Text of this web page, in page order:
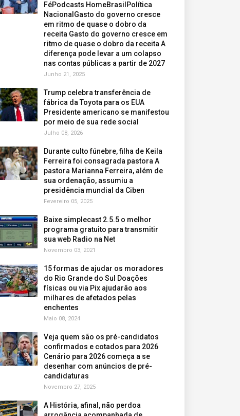
FéPodcasts HomeBrasilPolítica
NacionalGasto do governo cresce
em ritmo de quase o dobro da
receita Gasto do governo cresce em
ritmo de quase o dobro da receita A
diferença pode levar a um colapso
nas contas públicas a partir de 2027
Junho 21, 2025
Trump celebra transferência de
fábrica da Toyota para os EUA
Presidente americano se manifestou
por meio de sua rede social
Julho 08, 2026
Durante culto fúnebre, filha de Keila
Ferreira foi consagrada pastora A
pastora Marianna Ferreira, além de
sua ordenação, assumiu a
presidência mundial da Ciben
Fevereiro 05, 2025
Baixe simplecast 2.5.5 o melhor
programa gratuito para transmitir
sua web Radio na Net
Novembro 03, 2021
15 formas de ajudar os moradores
do Rio Grande do Sul Doações
físicas ou via Pix ajudarão aos
milhares de afetados pelas
enchentes
Maio 08, 2024
Veja quem são os pré-candidatos
confirmados e cotados para 2026
Cenário para 2026 começa a se
desenhar com anúncios de pré-
candidaturas
Novembro 27, 2025
A História, afinal, não perdoa